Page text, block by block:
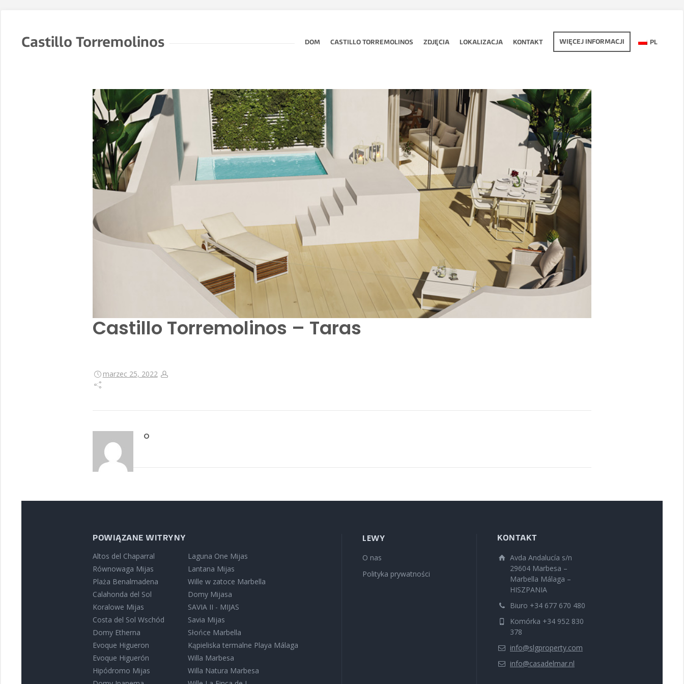
Castillo Torremolinos DOM CASTILLO TORREMOLINOS ZDJĘCIA LOKALIZACJA KONTAKT WIĘCEJ INFORMACJI PL
Castillo Torremolinos – Taras
marzec 25, 2022
O
POWIĄZANE WITRYNY
Altos del Chaparral
Równowaga Mijas
Plaża Benalmadena
Calahonda del Sol
Koralowe Mijas
Costa del Sol Wschód
Domy Etherna
Evoque Higueron
Evoque Higuerón
Hipódromo Mijas
Laguna One Mijas
Lantana Mijas
Wille w zatoce Marbella
Domy Mijasa
SAVIA II - MIJAS
Savia Mijas
Słońce Marbella
Kąpieliska termalne Playa Málaga
Willa Marbesa
Willa Natura Marbesa
LEWY
O nas
Polityka prywatności
KONTAKT
Avda Andalucía s/n
29604 Marbesa –
Marbella Málaga –
HISZPANIA
Biuro +34 677 670 480
Komórka +34 952 830
378
info@slgproperty.com
info@casadelmar.nl